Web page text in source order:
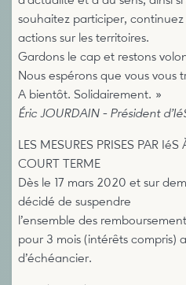
souhaitez participer, continuez
actions sur les territoires.
Gardons le cap et restons
Nous espérons que vous vous
A bientôt. Solidairement. »
Éric JOURDAIN - Président
LES MESURES PRISES PAR IéS
COURT TERME
Dès le 17 mars 2020 et sur
décidé de suspendre
l’ensemble des
pour 3 mois (intérêts compris)
d’échéancier.